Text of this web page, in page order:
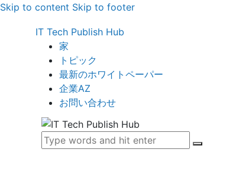
Skip to content Skip to footer
IT Tech Publish Hub
家
トピック
最新のホワイトペーパー
企業AZ
お問い合わせ